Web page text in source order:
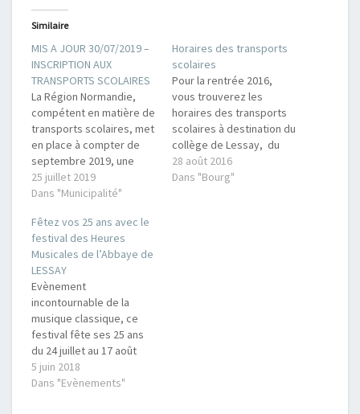
Similaire
MIS A JOUR 30/07/2019 –
INSCRIPTION AUX
TRANSPORTS SCOLAIRES
La Région Normandie,
compétent en matière de
transports scolaires, met
en place à compter de
septembre 2019, une
nouvelle tarification
unifiée à l'échelle
Communauté de
Communes Côte Ouest
Centre Manche a souhaité
accompagner les familles
du territoire en prenant
en charge 50 % du coût
total de l’inscription…
25 juillet 2019
Dans "Municipalité"
Horaires des transports
scolaires
Pour la rentrée 2016,
vous trouverez les
horaires des transports
scolaires à destination du
collège de Lessay, du
collège Jacques Prévert
de Coutances et des
28 août 2016
Dans "Bourg"
Fêtez vos 25 ans avec le
festival des Heures
Musicales de l’Abbaye de
LESSAY
Evènement
incontournable de la
musique classique, ce
festival fête ses 25 ans
du 24 juillet au 17 août
2018 Souhaitant se
joindre à cet
5 juin 2018
Dans "Evènements"